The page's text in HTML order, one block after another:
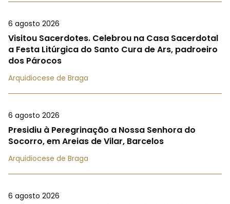
6 agosto 2026
Visitou Sacerdotes. Celebrou na Casa Sacerdotal
a Festa Litúrgica do Santo Cura de Ars, padroeiro
dos Párocos
Arquidiocese de Braga
6 agosto 2026
Presidiu à Peregrinação a Nossa Senhora do
Socorro, em Areias de Vilar, Barcelos
Arquidiocese de Braga
6 agosto 2026